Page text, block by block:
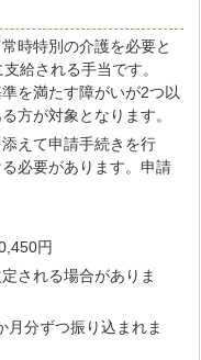
時特別の介護を必要と
給される手当です。
を満たす障がいが2つ以
方が対象となります。
えて申請手続きを行
必要があります。申請
円
れる場合がありま
分ずつ振り込まれま